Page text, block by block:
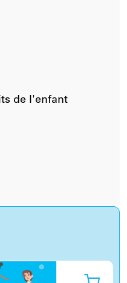
de l'enfant